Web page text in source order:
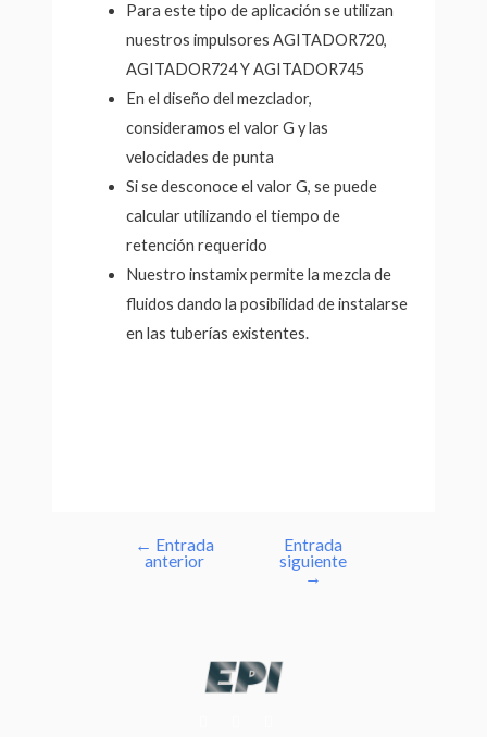
Para este tipo de aplicación se utilizan
nuestros impulsores AGITADOR720,
AGITADOR724 Y AGITADOR745
En el diseño del mezclador,
consideramos el valor G y las
velocidades de punta
Si se desconoce el valor G, se puede
calcular utilizando el tiempo de
retención requerido
Nuestro instamix permite la mezcla de
fluidos dando la posibilidad de instalarse
en las tuberías existentes.
← Entrada
anterior
Entrada
siguiente
→